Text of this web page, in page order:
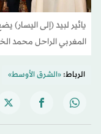
يائير لبيد (إلى اليسار)
المغربي الراحل محمد
الرباط:«الشرق الأوسط»